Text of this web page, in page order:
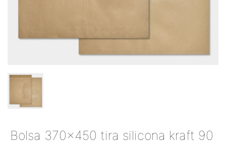
Bolsa 370x450 tira silicona kraft 90